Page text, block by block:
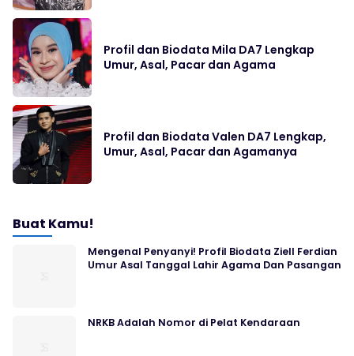
Profil dan Biodata Mila DA7 Lengkap
Umur, Asal, Pacar dan Agama
Profil dan Biodata Valen DA7 Lengkap,
Umur, Asal, Pacar dan Agamanya
Buat Kamu!
Mengenal Penyanyi! Profil Biodata Ziell Ferdian
Umur Asal Tanggal Lahir Agama Dan Pasangan
NRKB Adalah Nomor di Pelat Kendaraan